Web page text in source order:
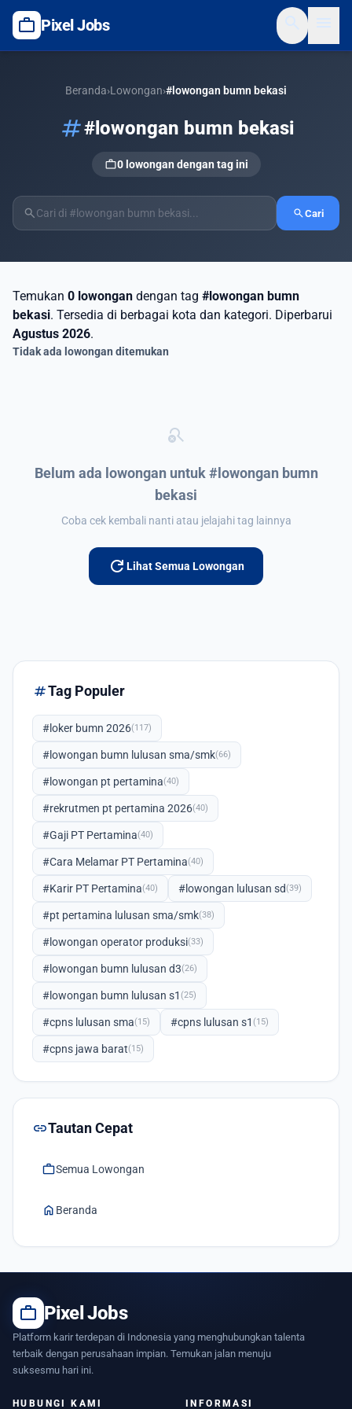
work Pixel Jobs
Beranda›Lowongan›#lowongan bumn bekasi
tag#lowongan bumn bekasi
work0 lowongan dengan tag ini
search searchCari
Temukan 0 lowongan dengan tag #lowongan bumn
bekasi. Tersedia di berbagai kota dan kategori. Diperbarui
Agustus 2026.
Tidak ada lowongan ditemukan
search_off
Belum ada lowongan untuk #lowongan bumn
bekasi
Coba cek kembali nanti atau jelajahi tag lainnya
refresh Lihat Semua Lowongan
tagTag Populer
#loker bumn 2026(117)
#lowongan bumn lulusan sma/smk(66)
#lowongan pt pertamina(40)
#rekrutmen pt pertamina 2026(40)
#Gaji PT Pertamina(40)
#Cara Melamar PT Pertamina(40)
#Karir PT Pertamina(40) #lowongan lulusan sd(39)
#pt pertamina lulusan sma/smk(38)
#lowongan operator produksi(33)
#lowongan bumn lulusan d3(26)
#lowongan bumn lulusan s1 (25)
#cpns lulusan sma(15) #cpns lulusan s1 (15)
#cpns jawa barat(15)
linkTautan Cepat
workSemua Lowongan
home Beranda
work Pixel Jobs
Platform karir terdepan di Indonesia yang menghubungkan talenta
terbaik dengan perusahaan impian. Temukan jalan menuju
suksesmu hari ini.
HUBUNGI KAMI INFORMASI